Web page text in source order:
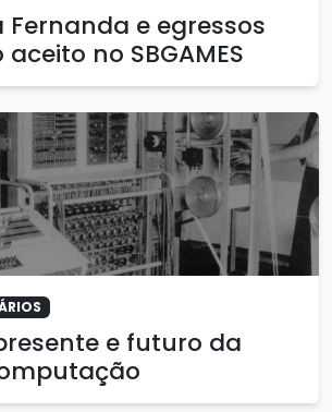
Fernanda e egressos
no SBGAMES
e futuro da